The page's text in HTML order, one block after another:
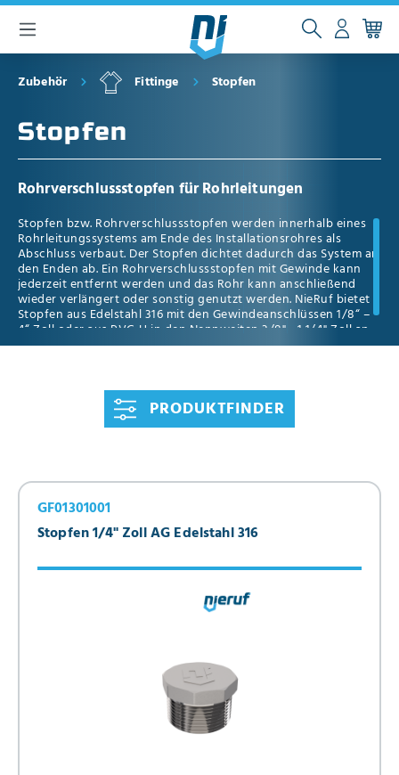
springen
Zubehör Fittinge Stopfen
Stopfen
Rohrverschlussstopfen für Rohrleitungen
Stopfen bzw. Rohrverschlussstopfen werden innerhalb eines
Rohrleitungssystems am Ende des Installationsrohres als
Abschluss verbaut. Der Stopfen dichtet dadurch das System an
den Enden ab. Ein Rohrverschlussstopfen mit Gewinde kann
jederzeit entfernt werden und das Rohr kann anschließend
wieder verlängert oder sonstig genutzt werden. NieRuf bietet
Stopfen aus Edelstahl 316 mit den Gewindeanschlüssen 1/8“ –
4“ Zoll oder aus PVC-U in den Nennweiten 3/8" - 1 1/4" Zoll an.
PRODUKTFINDER
Stopfen 1/4" Zoll AG Edelstahl 316
GF01301001